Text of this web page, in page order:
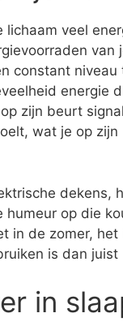
veel
constant
energie
zijn beurt
wat je op
dekens,
humeur op die
in de zomer,
is dan juist
in